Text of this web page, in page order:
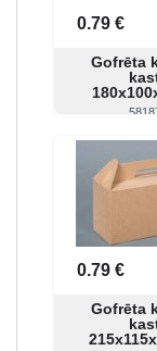
0.79 €
Gofrēta
Skatīt
0.79 €
Gofrēta